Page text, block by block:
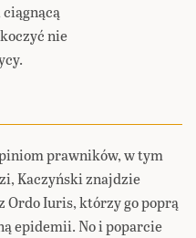
nie
prawników, w tym
Kaczyński znajdzie
Ordo Iuris, którzy go poprą
epidemii. No i poparcie